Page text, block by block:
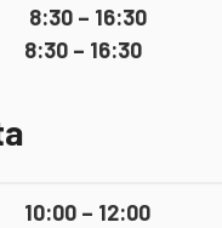
8:30 – 16:30
8:30 – 16:30
10:00 – 12:00